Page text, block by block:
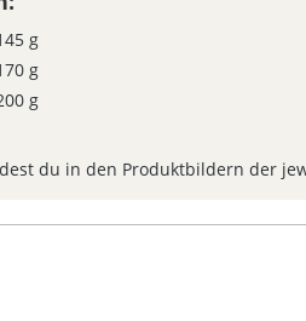
g
g
g
du in den Produktbildern der